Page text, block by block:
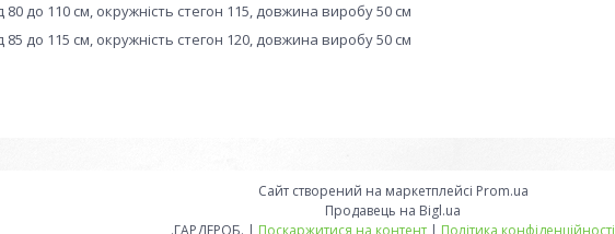
80 до 110 см, окружність стегон 115, довжина виробу 50 см
85 до 115 см, окружність стегон 120, довжина виробу 50 см
Сайт створений на маркетплейсі Prom.ua
Продавець на Bigl.ua
.ГАРДЕРОБ. | Поскаржитися на контент | Політика конфіденційності